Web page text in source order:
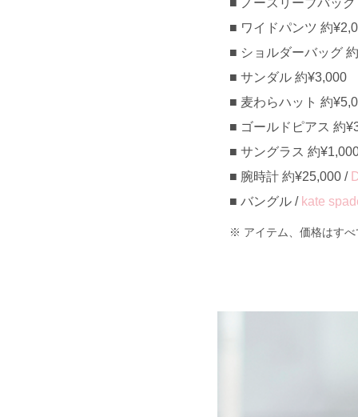
ノースリーブバッ
ワイドパンツ 約
ショルダーバッグ
サンダル 約¥3,000
麦わらハット 約
ゴールドピアス 約
サングラス 約
腕時計 約¥25,000 /
バングル / kate
アイテム、価格はす